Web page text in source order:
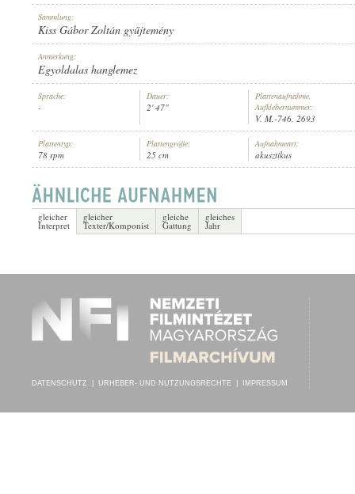
PLATTENAUFNAHME:
Sammlung:
Kiss Gábor Zoltán gyűjtemény
Anmerkung:
Egyoldalas hanglemez
Sprache:
-
Dauer:
2' 47"
Plattenaufnahme,
Aufklebernummer:
V. M.-746, 2693
Plattentyp:
78 rpm
Plattengröße:
25 cm
Aufnahmeart:
akusztikus
gleicher
Interpret
gleicher
Texter/Komponist
gleiche
Gattung
gleiches
Jahr
DATENSCHUTZ URHEBER- UND NUTZUNGSRECHTE IMPRESSUM